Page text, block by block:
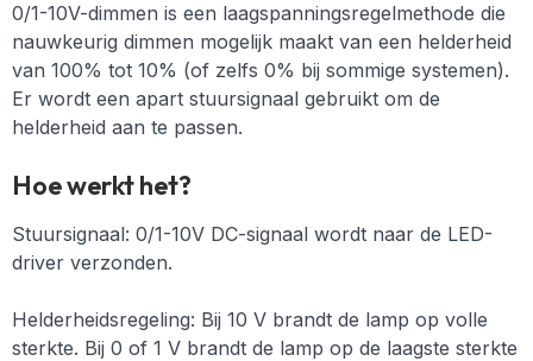
0/1-10V-dimmen is een laagspanningsregelmethode die
nauwkeurig dimmen mogelijk maakt van een helderheid
van 100% tot 10% (of zelfs 0% bij sommige systemen).
Er wordt een apart stuursignaal gebruikt om de
helderheid aan te passen.
Hoe werkt het?
Stuursignaal: 0/1-10V DC-signaal wordt naar de LED-
driver verzonden.
Helderheidsregeling: Bij 10 V brandt de lamp op volle
sterkte. Bij 0 of 1 V brandt de lamp op de laagste sterkte